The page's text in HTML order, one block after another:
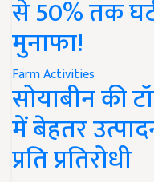
से 50% तक
मुनाफा!
Farm Activities
सोयाबीन की
में बेहतर
प्रति प्रतिरोधी